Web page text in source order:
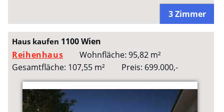
3 Zimmer
Haus kaufen 1100 Wien
Reihenhaus
Wohnfläche: 95,82 m²
Gesamtfläche: 107,55 m²
Preis: 699.000,-